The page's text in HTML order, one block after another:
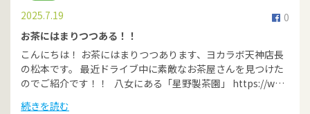
0
2025.7.19
お茶にはまりつつある！！
こんにちは！ お茶にはまりつつあります、ヨカラボ天神店長
の松本です。 最近ドライブ中に素敵なお茶屋さんを見つけた
のでご紹介です！！ 八女にある「星野製茶園」 https://w…
続きを読む